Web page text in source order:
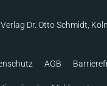
Dr. Otto Schmidt, Köln
AGB